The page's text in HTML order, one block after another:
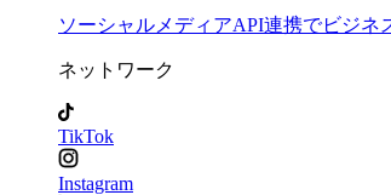
ソーシャルメディアAPI連携でビジネ
ネットワーク
TikTok
Instagram